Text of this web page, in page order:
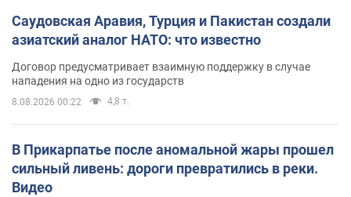
Саудовская Аравия, Турция и Пакистан создали
азиатский аналог НАТО: что известно
Договор предусматривает взаимную поддержку в случае
нападения на одно из государств
8.08.2026 00:22 4,8 т.
В Прикарпатье после аномальной жары прошел
сильный ливень: дороги превратились в реки.
Видео